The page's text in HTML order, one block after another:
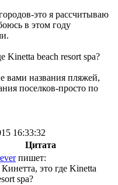
это я рассчитываю
в этом году
Kinetta beach resort spa?
вами названия пляжей,
поселков-просто по
16:33:32
Цитата
пишет:
Кинетта, это где Kinetta
spa?